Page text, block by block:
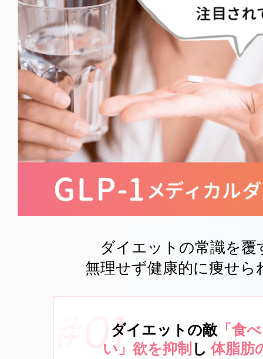
ダイエットの常識を覆
無理せず健康的に痩せら
ダイエットの敵「食
い」欲を抑制 し 体脂肪